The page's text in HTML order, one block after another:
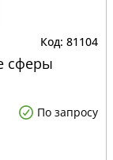
81104
сферы
По запросу